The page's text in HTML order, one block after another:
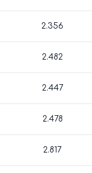
2.356
2.482
2.447
2.478
2.817